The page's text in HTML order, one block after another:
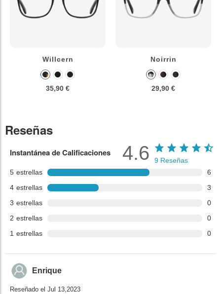
Willcern
35,90 €
Noirrin
29,90 €
Reseñas
Instantánea de Calificaciones
5 estrellas
6
4 estrellas
3
3 estrellas
0
2 estrellas
0
1 estrellas 0
4.6 9 Reseñas
Enrique
Reseñado el Jul 13,2023